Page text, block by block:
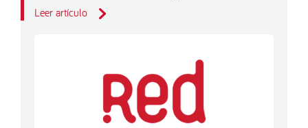
Leer artículo